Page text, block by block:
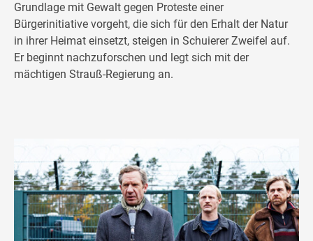
Grundlage mit Gewalt gegen Proteste einer
Bürgerinitiative vorgeht, die sich für den Erhalt der Natur
in ihrer Heimat einsetzt, steigen in Schuierer Zweifel auf.
Er beginnt nachzuforschen und legt sich mit der
mächtigen Strauß-Regierung an.